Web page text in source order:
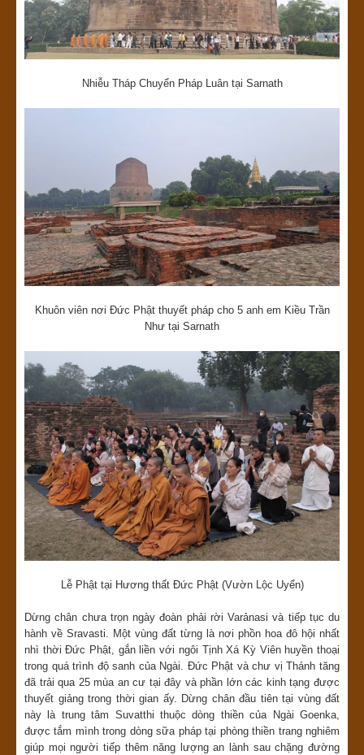
Nhiễu Tháp Chuyển Pháp Luân tại Sarnath
Khuôn viên nơi Đức Phật thuyết pháp cho 5 anh em Kiều Trần
Như tại Sarnath
Lễ Phật tại Hương thất Đức Phật (Vườn Lộc Uyển)
Dừng chân chưa trọn ngày đoàn phải rời Varảnasi và tiếp tục du
hành về Sravasti. Một vùng đất từng là nơi phồn hoa đô hội nhất
nhì thời Đức Phật, gắn liền với ngôi Tịnh Xá Kỳ Viên huyền thoại
trong quá trình độ sanh của Ngài. Đức Phật và chư vị Thánh tăng
đã trải qua 25 mùa an cư tại đây và phần lớn các kinh tạng được
thuyết giảng trong thời gian ấy. Dừng chân đầu tiên tại vùng đất
này là trung tâm Suvatthi thuộc dòng thiền của Ngài Goenka,
được tắm mình trong dòng sữa pháp tại phòng thiền trang nghiêm
giúp mọi người tiếp thêm năng lượng an lành sau chặng đường